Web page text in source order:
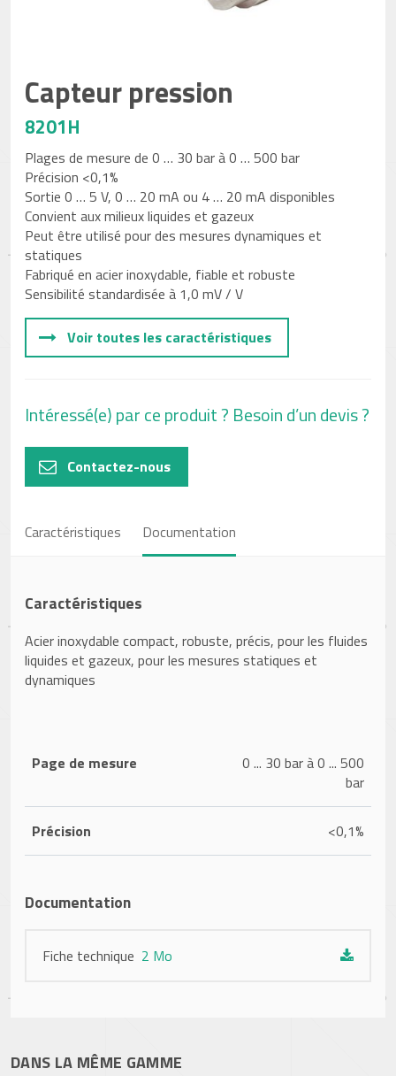
Capteur pression
8201H
Plages de mesure de 0 … 30 bar à 0 … 500 bar
Précision <0,1%
Sortie 0 … 5 V, 0 … 20 mA ou 4 … 20 mA disponibles
Convient aux milieux liquides et gazeux
Peut être utilisé pour des mesures dynamiques et
statiques
Fabriqué en acier inoxydable, fiable et robuste
Sensibilité standardisée à 1,0 mV / V
Voir toutes les caractéristiques
Intéressé(e) par ce produit ? Besoin d’un devis ?
Contactez-nous
Caractéristiques Documentation
Caractéristiques
Acier inoxydable compact, robuste, précis, pour les fluides
liquides et gazeux, pour les mesures statiques et
dynamiques
Page de mesure
0 ... 30 bar à 0 ... 500
bar
Précision <0,1%
Documentation
Fiche technique 2 Mo
DANS LA MÊME GAMME